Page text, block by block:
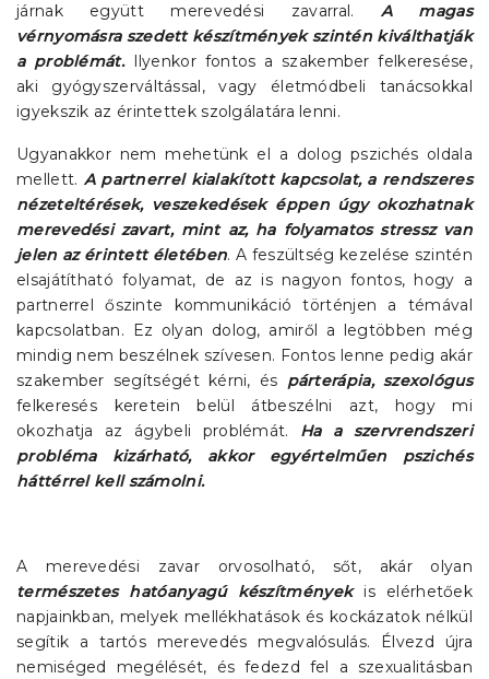
járnak együtt merevedési zavarral. A magas
vérnyomásra szedett készítmények szintén kiválthatják
a problémát.Ilyenkor fontos a szakember felkeresése,
aki gyógyszerváltással, vagy életmódbeli tanácsokkal
igyekszik az érintettek szolgálatára lenni.
Ugyanakkor nem mehetünk el a dolog pszichés oldala
mellett. A partnerrel kialakított kapcsolat, a rendszeres
nézeteltérések, veszekedések éppen úgy okozhatnak
merevedési zavart, mint az, ha folyamatos stressz van
jelen az érintett életében. A feszültség kezelése szintén
elsajátítható folyamat, de az is nagyon fontos, hogy a
partnerrel őszinte kommunikáció történjen a témával
kapcsolatban. Ez olyan dolog, amiről a legtöbben még
mindig nem beszélnek szívesen. Fontos lenne pedig akár
szakember segítségét kérni, és párterápia, szexológus
felkeresés keretein belül átbeszélni azt, hogy mi
okozhatja az ágybeli problémát. Ha a szervrendszeri
probléma kizárható, akkor egyértelműen pszichés
háttérrel kell számolni.
A merevedési zavar orvosolható, sőt, akár olyan
természetes hatóanyagú készítményekis elérhetőek
napjainkban, melyek mellékhatások és kockázatok nélkül
segítik a tartós merevedés megvalósulás. Élvezd újra
nemiséged megélését, és fedezd fel a szexualitásban